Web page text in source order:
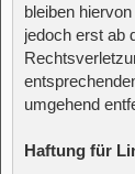
bleiben
jedoch erst ab
umgehend
Haftung für